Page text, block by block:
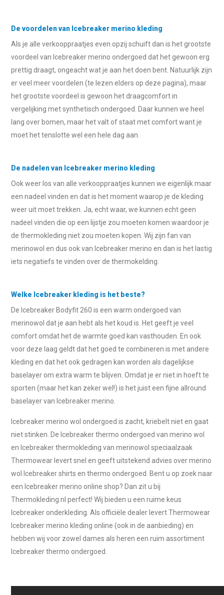
De voordelen van Icebreaker merino kleding
Als je alle verkooppraatjes even opzij schuift dan is het grootste
voordeel van Icebreaker merino ondergoed dat het gewoon erg
prettig draagt, ongeacht wat je aan het doen bent. Natuurlijk zijn
er veel meer voordelen (te lezen elders op deze pagina), maar
het grootste voordeel is gewoon het draagcomfort in
vergelijking met synthetisch ondergoed. Daar kunnen we heel
lang over bomen, maar het valt of staat met comfort want je
moet het tenslotte wel een hele dag aan.
De nadelen van Icebreaker merino kleding
Ook weer los van alle verkooppraatjes kunnen we eigenlijk maar
een nadeel vinden en dat is het moment waarop je de kleding
weer uit moet trekken. Ja, echt waar, we kunnen echt geen
nadeel vinden die op een lijstje zou moeten komen waardoor je
de thermokleding niet zou moeten kopen. Wij zijn fan van
merinowol en dus ook van Icebreaker merino en dan is het lastig
iets negatiefs te vinden over de thermokelding.
Welke Icebreaker kleding is het beste?
De Icebreaker Bodyfit 260 is een warm ondergoed van
merinowol dat je aan hebt als het koud is. Het geeft je veel
comfort omdat het de warmte goed kan vasthouden. En ook
voor deze laag geldt dat het goed te combineren is met andere
kleding en dat het ook gedragen kan worden als dagelijkse
baselayer om extra warm te blijven. Omdat je er niet in hoeft te
sporten (maar het kan zeker wel!) is het juist een fijne allround
baselayer van Icebreaker merino.
Icebreaker merino wol ondergoed is zacht, kriebelt niet en gaat
niet stinken. De Icebreaker thermo ondergoed van merino wol
en Icebreaker thermokleding van merinowol speciaalzaak
Thermowear levert snel en geeft uitstekend advies over merino
wol Icebreaker shirts en thermo ondergoed. Bent u op zoek naar
een Icebreaker merino online shop? Dan zit u bij
Thermokleding.nl perfect! Wij bieden u een ruime keus
Icebreaker onderkleding. Als officiële dealer levert Thermowear
Icebreaker merino kleding online (ook in de aanbieding) en
hebben wij voor zowel dames als heren een ruim assortiment
Icebreaker thermo ondergoed.